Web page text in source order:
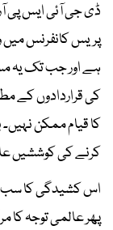
ڈی جی آئی ایس پی
پریس کانفرنس میں
ہے اور جب تک یہ
کی قراردادوں کے
کا قیام ممکن
کرنے کی کوششیں
اس کشیدگی کا سب
پھر عالمی توجہ کا